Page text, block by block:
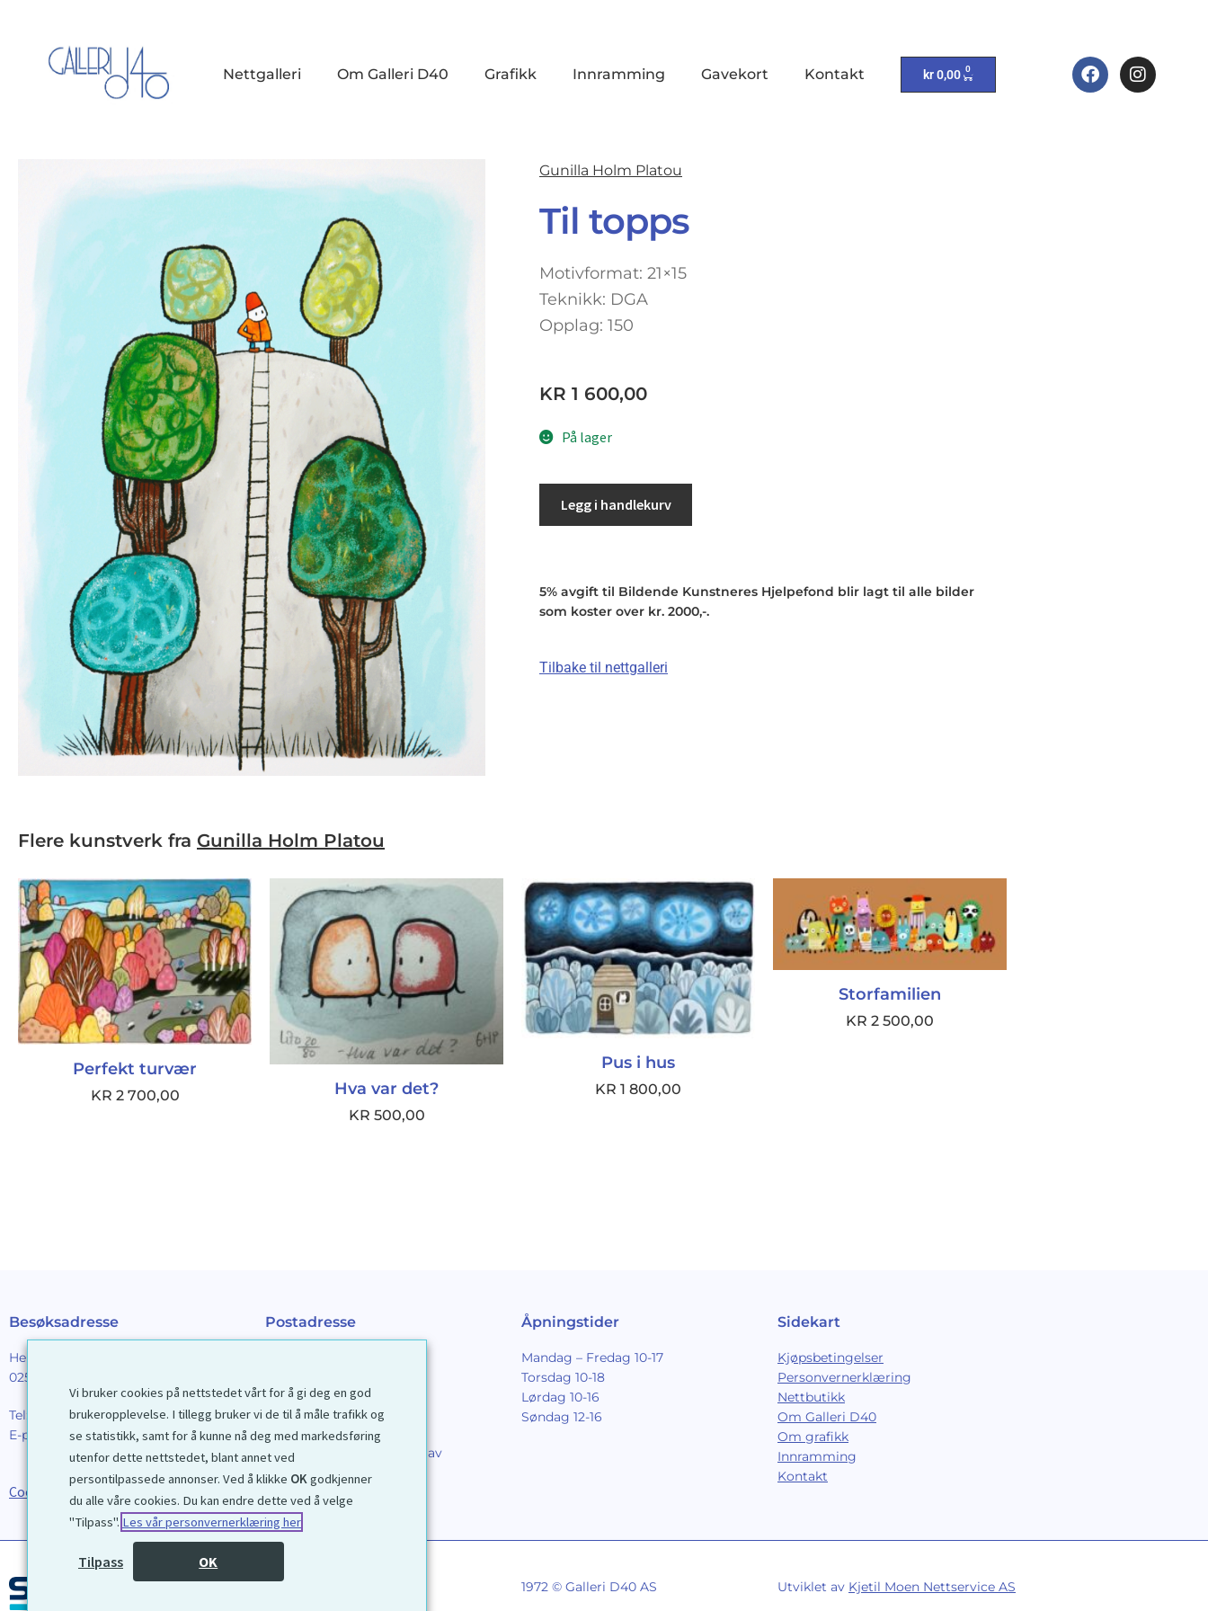
Nettgalleri Om Galleri D40 Grafikk Innramming Gavekort Kontakt kr0,00 0
Gunilla Holm Platou
Til topps
Motivformat: 21×15
Teknikk: DGA
Opplag: 150
KR 1 600,00
På lager
Legg i handlekurv
5% avgift til Bildende Kunstneres Hjelpefond blir lagt til alle bilder
som koster over kr. 2000,-.
Tilbake til nettgalleri
Flere kunstverk fra Gunilla Holm Platou
Perfekt turvær
KR 2 700,00 Hva var det?
KR 500,00
Pus i hus
KR 1 800,00
Storfamilien
KR 2 500,00
Besøksadresse
Henrik Ibsens gt. 90
0255 Oslo
Tel:
22 44 85 86
E-post:
galleri@d40.no
Cookies
Postadresse
0201 Oslo
Mobilnummer til sporing av
forsendelser: 91924069
Åpningstider
Mandag – Fredag 10-17
Torsdag 10-18
Lørdag 10-16
Søndag 12-16
Sidekart
Kjøpsbetingelser
Personvernerklæring
Nettbutikk
Om Galleri D40
Om grafikk
Innramming
Kontakt
1972 © Galleri D40 AS Utviklet av Kjetil Moen Nettservice AS
Vi bruker cookies på nettstedet vårt for å gi deg en god
brukeropplevelse. I tillegg bruker vi de til å måle trafikk og
se statistikk, samt for å kunne nå deg med markedsføring
utenfor dette nettstedet, blant annet ved
persontilpassede annonser. Ved å klikke OKgodkjenner
du alle våre cookies. Du kan endre dette ved å velge
"Tilpass". Les vår personvernerklæring her
Tilpass OK